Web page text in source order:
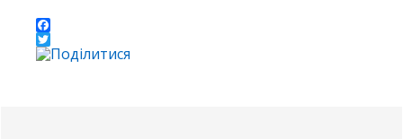
Facebook
Twitter